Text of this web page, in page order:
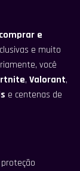
comprar e
e muito
você
, Valorant,
e centenas de